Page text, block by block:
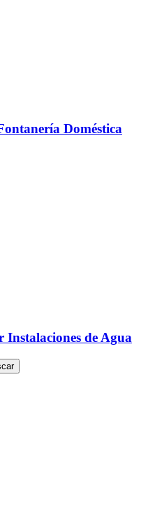
Doméstica
de Agua